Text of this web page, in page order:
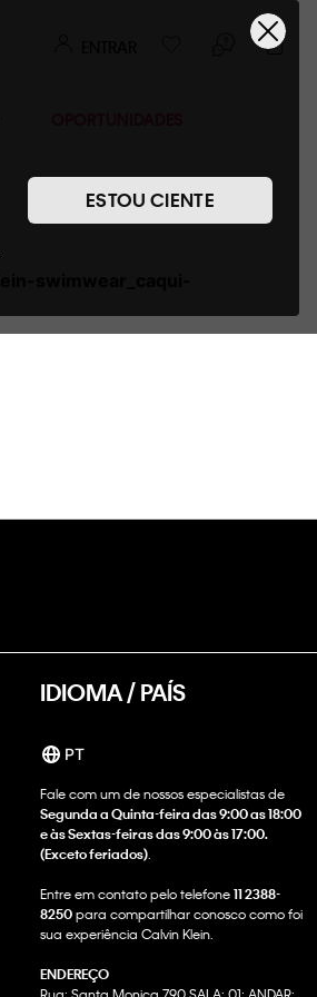
ESTOU CIENTE
IDIOMA / PAÍS
PT
Fale com um de nossos especialistas de
Segunda a Quinta-feira das 9:00 as 18:00
e às Sextas-feiras das 9:00 às 17:00.
(Exceto feriados)
Entre em contato pelo telefone11 2388-
8250para compartilhar conosco como foi
sua experiência Calvin Klein.
ENDEREÇO